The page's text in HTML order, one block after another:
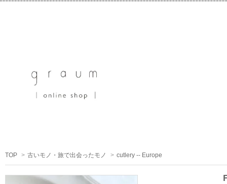
TOP > 古いモノ・旅で出会ったモノ > cutlery -- Europe